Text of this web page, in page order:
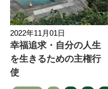
2022年11月01日
幸福追求・自分の人生
を生きるための主権行
使